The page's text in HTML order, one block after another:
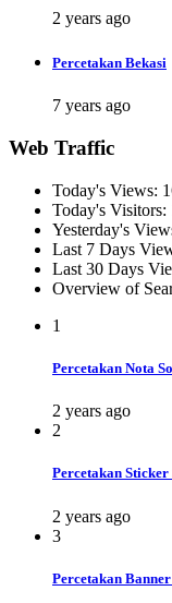
2 years ago
Percetakan Bekasi
7 years ago
Web Traffic
Today's Views:
Today's Visitors:
Yesterday's
Last 7 Days
Last 30 Days
Overview of
1
Percetakan Nota
2 years ago
2
Percetakan
2 years ago
3
Percetakan